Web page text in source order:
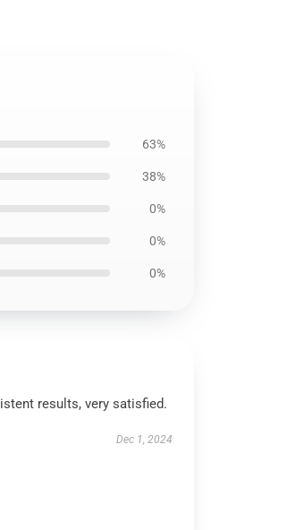
63%
38%
0%
0%
0%
results, very satisfied.
Dec 1, 2024